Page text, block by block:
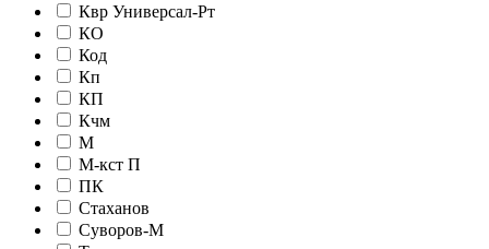
Квр Универсал-Рт
КО
Код
Кп
КП
Кчм
М
М-кст П
ПК
Стаханов
Суворов-М